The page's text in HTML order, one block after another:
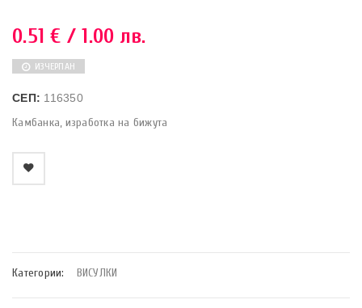
0.51€ / 1.00 лв.
ИЗЧЕРПАН
СЕП: 116350
Камбанка, изработка на бижута
Категории: ВИСУЛКИ